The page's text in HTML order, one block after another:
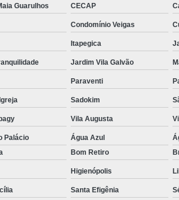
Guarulhos CECAP
Condomínio Veigas
Itapegica
Jardim Vila Galvão
Paraventi
Sadokim
Vila Augusta
Palácio Água Azul
Bom Retiro
Higienópolis
Santa Efigênia